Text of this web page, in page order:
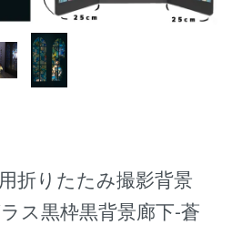
折りたたみ撮影背景
ス黒枠黒背景廊下-蒼